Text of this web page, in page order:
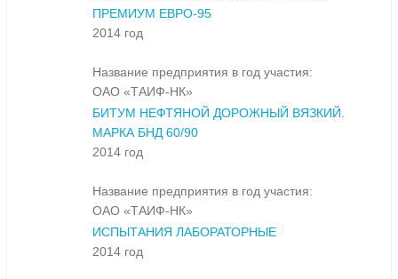
ПРЕМИУМ ЕВРО-95
2014 год
Название предприятия в год участия:
ОАО «ТАИФ-НК»
БИТУМ НЕФТЯНОЙ ДОРОЖНЫЙ ВЯЗКИЙ.
МАРКА БНД 60/90
2014 год
Название предприятия в год участия:
ОАО «ТАИФ-НК»
ИСПЫТАНИЯ ЛАБОРАТОРНЫЕ
2014 год